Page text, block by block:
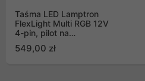
Taśma LED Lamptron
FlexLight Multi RGB 12V
4-pin, pilot na
549,00 zł